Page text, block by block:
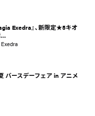
Exedra』、新限定★5キオ
…
バースデーフェア in アニメ